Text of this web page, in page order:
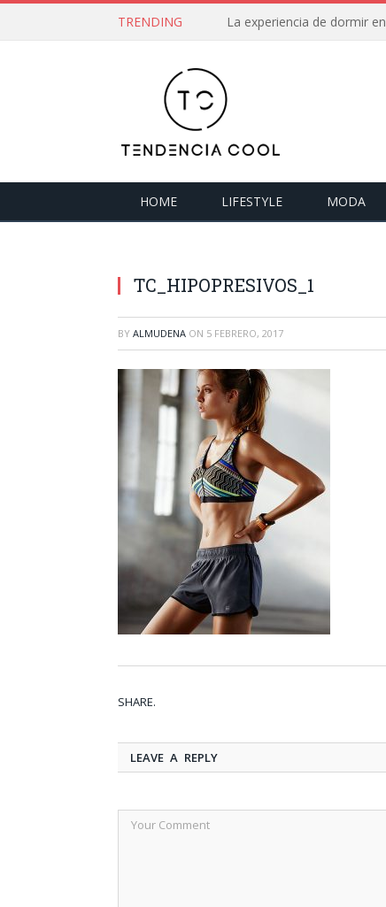
TRENDING La experiencia de dormir
HOME LIFESTYLE MODA
TC_HIPOPRESIVOS_1
BY ALMUDENA ON 5 FEBRERO, 2017
SHARE.
LEAVE A REPLY